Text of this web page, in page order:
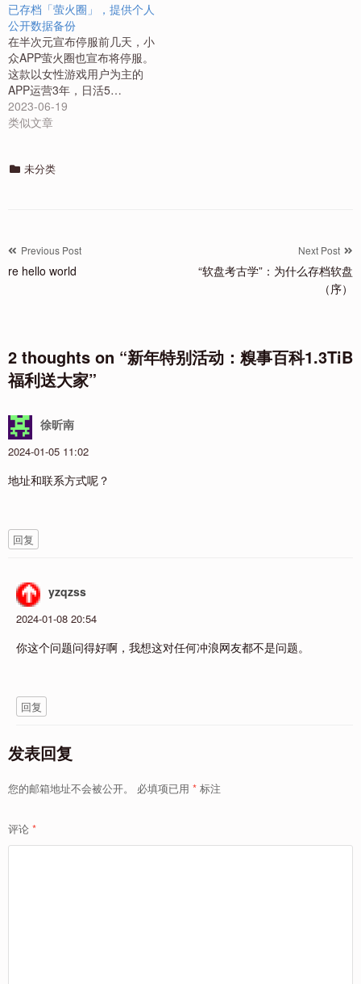
已存档「萤火圈」，提供个人
公开数据备份
在半次元宣布停服前几天，小
众APP萤火圈也宣布将停服。
这款以女性游戏用户为主的
APP运营3年，日活5…
2023-06-19
类似文章
Categories
未分类
文
章
Previous Post
re hello world
Next Post
“软盘考古学”：为什么存档软盘
（序）
2 thoughts on “新年特别活动：糗事百科1.3TiB
福利送大家”
徐昕南
2024-01-05 11:02
地址和联系方式呢？
回复
yzqzss
2024-01-08 20:54
你这个问题问得好啊，我想这对任何冲浪网友都不是问题。
回复
发表回复
您的邮箱地址不会被公开。 必填项已用 * 标注
评论 *